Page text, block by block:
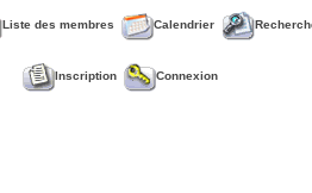
Liste des membres Calendrier
Inscription Connexion